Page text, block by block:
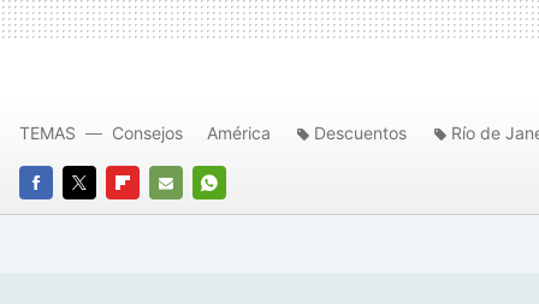
FACEBOOK
TWITTERFLIPBOARD
E-
WHATSAPP
TEMAS Consejos América Descuentos Río de